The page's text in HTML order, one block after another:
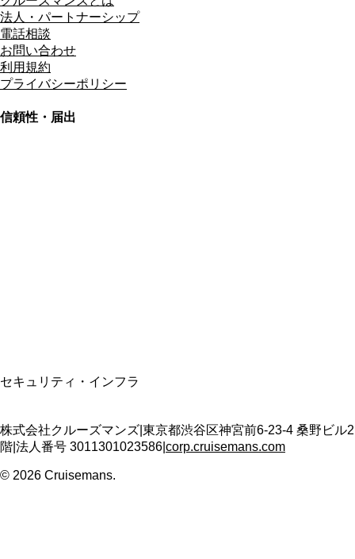
法人・パートナーシップ
電話相談
お問い合わせ
利用規約
プライバシーポリシー
信頼性・届出
セキュリティ・インフラ
株式会社クルーズマンズ 東京都渋谷区神宮前6-23-4 桑野ビル2
階 法人番号 3011301023586 corp.cruisemans.com
© 2026 Cruisemans.